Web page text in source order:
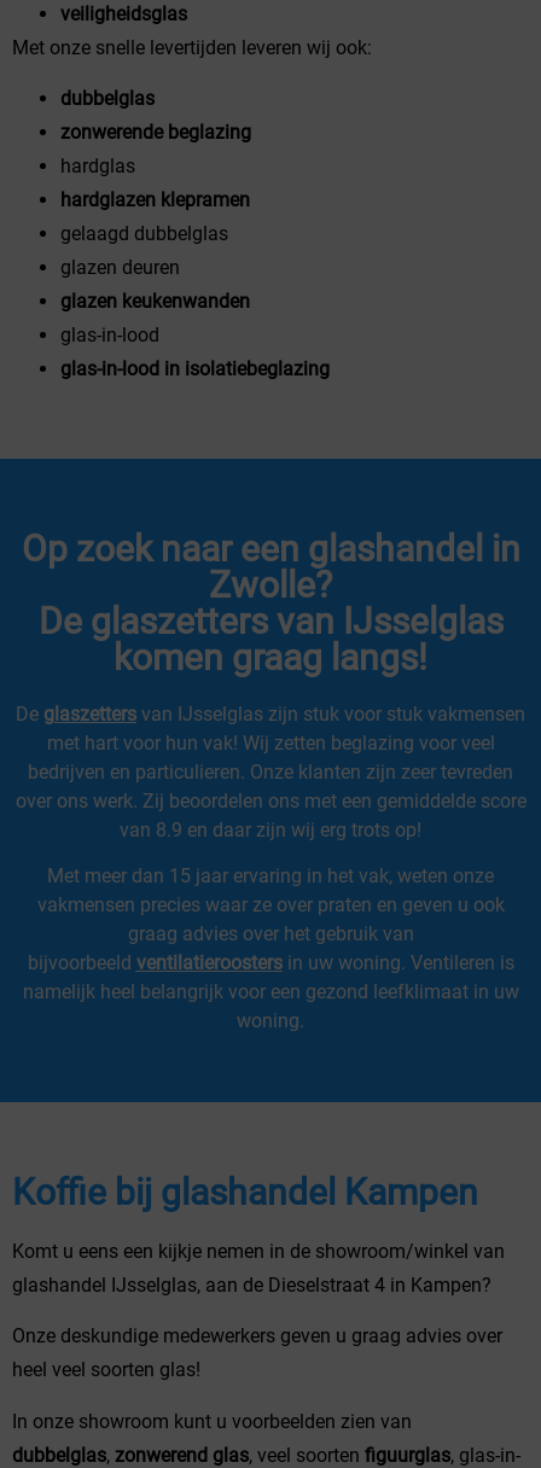
veiligheidsglas
Met onze snelle levertijden leveren wij ook:
dubbelglas
zonwerende beglazing
hardglas
hardglazen klepramen
gelaagd dubbelglas
glazen deuren
glazen keukenwanden
glas-in-lood
glas-in-lood in isolatiebeglazing
Op zoek naar een glashandel in
Zwolle?
De glaszetters van IJsselglas
komen graag langs!
De g laszetters van IJsselglas zijn stuk voor stuk vakmensen
met hart voor hun vak! Wij zetten beglazing voor veel
bedrijven en particulieren. Onze klanten zijn zeer tevreden
over ons werk. Zij beoordelen ons met een gemiddelde score
van 8.9 en daar zijn wij erg trots op!
Met meer dan 15 jaar ervaring in het vak, weten onze
vakmensen precies waar ze over praten en geven u ook
graag advies over het gebruik van
bijvoorbeeld ventilatieroosters in uw woning. Ventileren is
namelijk heel belangrijk voor een gezond leefklimaat in uw
woning.
Koffie bij glashandel Kampen
Komt u eens een kijkje nemen in de showroom/winkel van
glashandel IJsselglas, aan de Dieselstraat 4 in Kampen?
Onze deskundige medewerkers geven u graag advies over
heel veel soorten glas!
In onze showroom kunt u voorbeelden zien van
dubbelglas, zonwerend glas, veel soorten figuurglas, glas-in-